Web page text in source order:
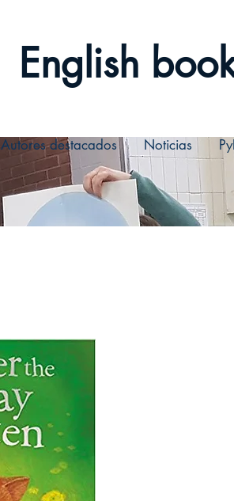
English
Autores destacados Noticias